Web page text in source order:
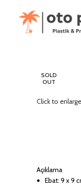
SOLD
OUT
Click to enlarge
Açıklama
Ebat: 9 x 9